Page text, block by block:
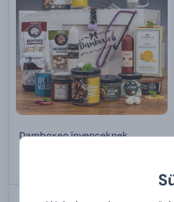
Damboxeo ínyenceknek